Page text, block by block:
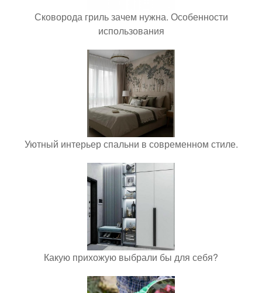
Сковорода гриль зачем нужна. Особенности
использования
Уютный интерьер спальни в современном стиле.
Какую прихожую выбрали бы для себя?